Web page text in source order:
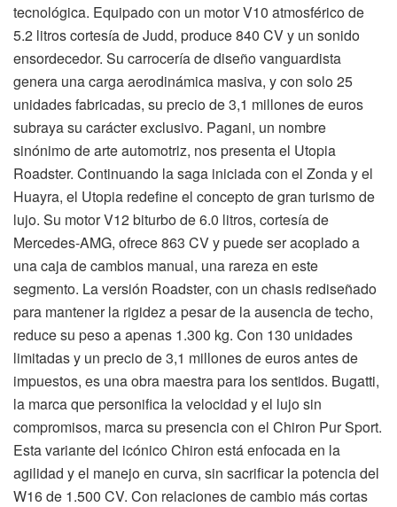
tecnológica. Equipado con un motor V10 atmosférico de
5.2 litros cortesía de Judd, produce 840 CV y un sonido
ensordecedor. Su carrocería de diseño vanguardista
genera una carga aerodinámica masiva, y con solo 25
unidades fabricadas, su precio de 3,1 millones de euros
subraya su carácter exclusivo. Pagani, un nombre
sinónimo de arte automotriz, nos presenta el Utopia
Roadster. Continuando la saga iniciada con el Zonda y el
Huayra, el Utopia redefine el concepto de gran turismo de
lujo. Su motor V12 biturbo de 6.0 litros, cortesía de
Mercedes-AMG, ofrece 863 CV y puede ser acoplado a
una caja de cambios manual, una rareza en este
segmento. La versión Roadster, con un chasis rediseñado
para mantener la rigidez a pesar de la ausencia de techo,
reduce su peso a apenas 1.300 kg. Con 130 unidades
limitadas y un precio de 3,1 millones de euros antes de
impuestos, es una obra maestra para los sentidos. Bugatti,
la marca que personifica la velocidad y el lujo sin
compromisos, marca su presencia con el Chiron Pur Sport.
Esta variante del icónico Chiron está enfocada en la
agilidad y el manejo en curva, sin sacrificar la potencia del
W16 de 1.500 CV. Con relaciones de cambio más cortas